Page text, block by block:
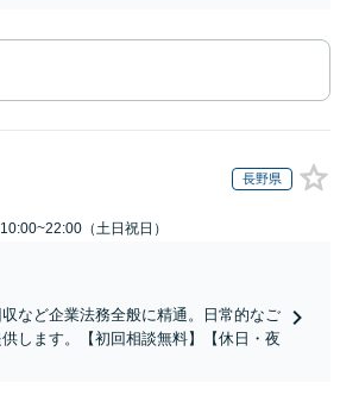
長野県
（土日祝日）
など企業法務全般に精通。日常的なご
します。【初回相談無料】【休日・夜